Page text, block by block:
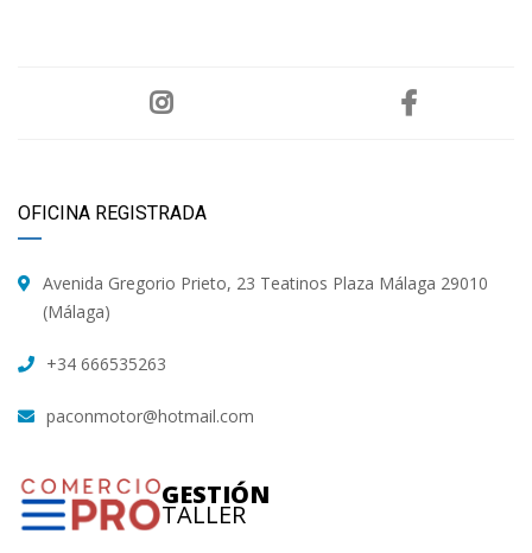
OFICINA REGISTRADA
Avenida Gregorio Prieto, 23 Teatinos Plaza Málaga 29010
(Málaga)
+34 666535263
paconmotor@hotmail.com
GESTIÓN
TALLER